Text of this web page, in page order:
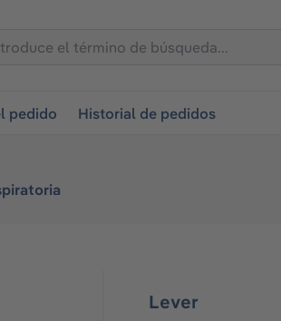
pedido Historial de pedidos
Lever